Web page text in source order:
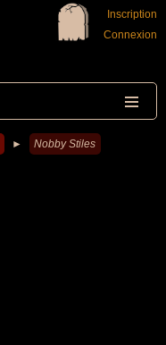
Inscription
Connexion
► Nobby Stiles